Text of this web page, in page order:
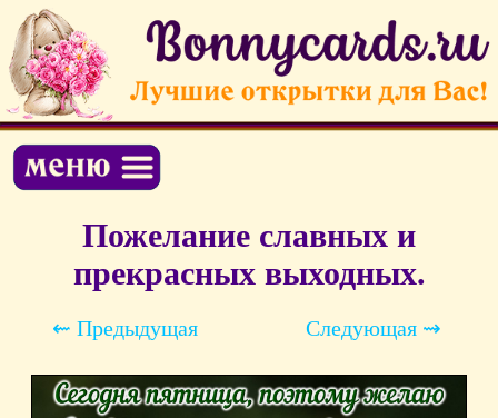
Пожелание славных и
прекрасных выходных.
⇜ Предыдущая Следующая ⇝